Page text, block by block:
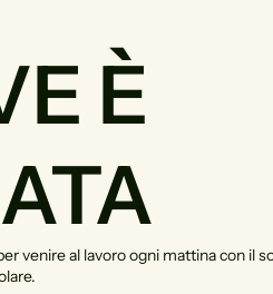
È
venire al lavoro ogni mattina con il